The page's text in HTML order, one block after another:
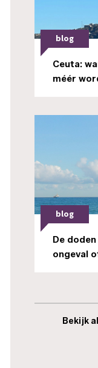
blog
Ceuta:
méér
blog
De
ongeval
Bekijk